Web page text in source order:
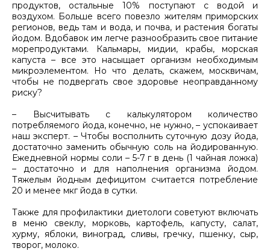
продуктов, остальные 10% поступают с водой и
воздухом. Больше всего повезло жителям приморских
регионов, ведь там и вода, и почва, и растения богаты
йодом. Вдобавок им легче разнообразить свое питание
морепродуктами. Кальмары, мидии, крабы, морская
капуста – все это насыщает организм необходимым
микроэлементом. Но что делать, скажем, москвичам,
чтобы не подвергать свое здоровье неоправданному
риску?
– Высчитывать с калькулятором количество
потребляемого йода, конечно, не нужно, – успокаивает
наш эксперт. – Чтобы восполнить суточную дозу йода,
достаточно заменить обычную соль на йодированную.
Ежедневной нормы соли – 5-7 г в день (1 чайная ложка)
– достаточно и для наполнения организма йодом.
Тяжелым йодным дефицитом считается потребление
20 и менее мкг йода в сутки.
Также для профилактики диетологи советуют включать
в меню свеклу, морковь, картофель, капусту, салат,
хурму, яблоки, виноград, сливы, гречку, пшенку, сыр,
творог, молоко.